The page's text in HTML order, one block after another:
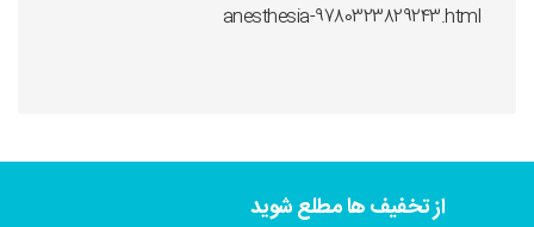
anesthesia-9780323829243.html
از تخفیف ها مطلع شوید